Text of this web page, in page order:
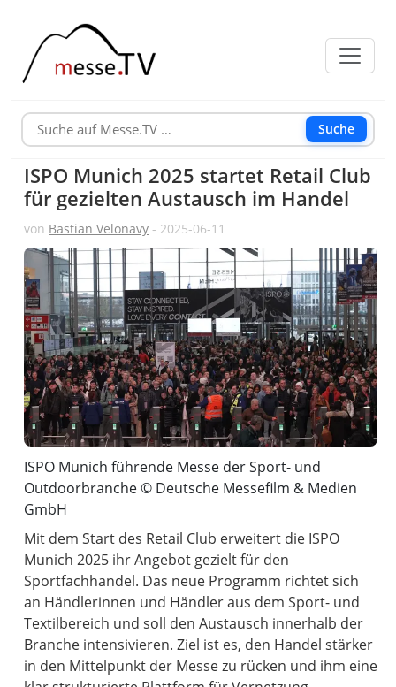
Suche
ISPO Munich 2025 startet Retail Club
für gezielten Austausch im Handel
von Bastian Velonavy - 2025-06-11
ISPO Munich führende Messe der Sport- und
Outdoorbranche © Deutsche Messefilm & Medien
GmbH
Mit dem Start des Retail Club erweitert die ISPO
Munich 2025 ihr Angebot gezielt für den
Sportfachhandel. Das neue Programm richtet sich
an Händlerinnen und Händler aus dem Sport- und
Textilbereich und soll den Austausch innerhalb der
Branche intensivieren. Ziel ist es, den Handel stärker
in den Mittelpunkt der Messe zu rücken und ihm eine